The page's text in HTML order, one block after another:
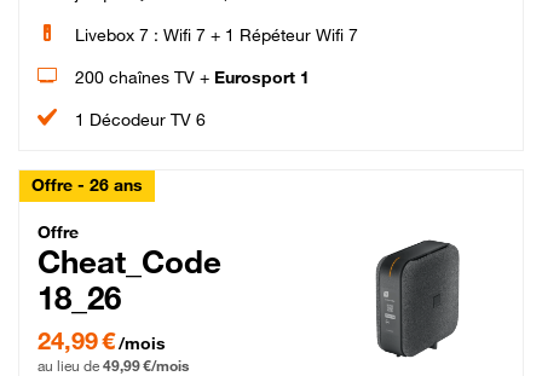
Livebox 7 : Wifi 7 + 1 Répéteur Wifi 7
200 chaînes TV + Eurosport 1
1 Décodeur TV 6
Offre - 26 ans
Cheat_Code Fibre_18_26
Offre
Cheat_Code
18_26
24,99 € par mois pendant 0 mois puis 49,99 € par mois, Sans engagement
24,99 €/mois
au lieu de 49,99 €/mois